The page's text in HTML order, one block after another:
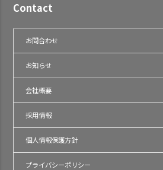
Contact
お問合わせ
お知らせ
会社概要
採用情報
個人情報保護方針
プライバシーポリシー